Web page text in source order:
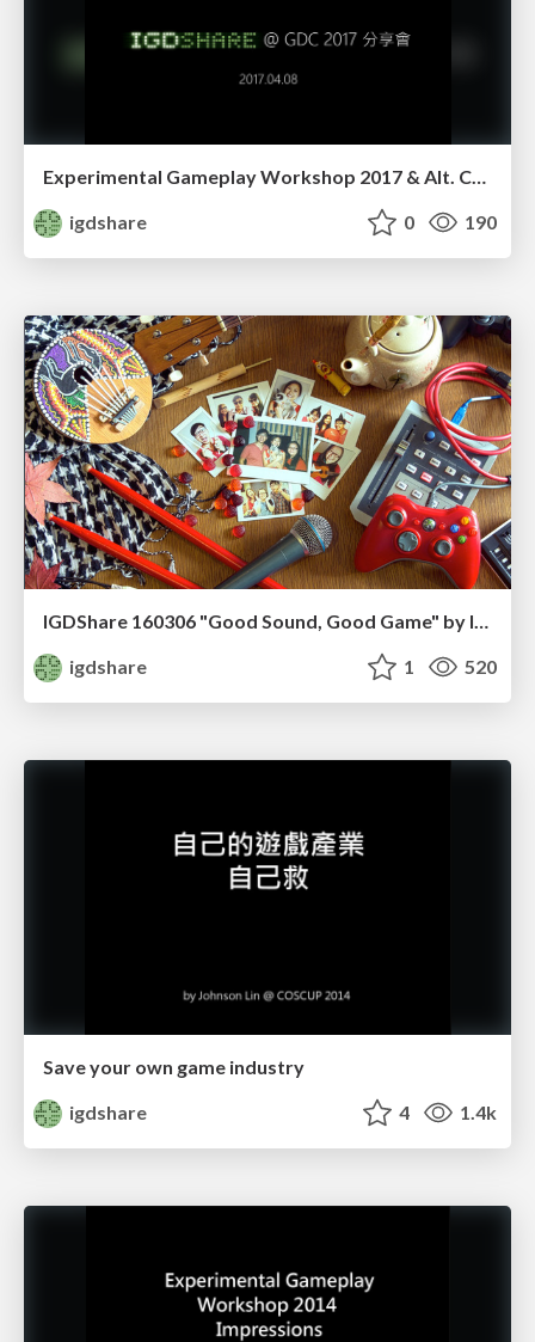
Experimental Gameplay Workshop 2017 & Alt. Ctrl. GDC Impressions
igdshare
0 190
IGDShare 160306 "Good Sound, Good Game" by IMBA Interactive
igdshare
1 520
Save your own game industry
igdshare
4 1.4k